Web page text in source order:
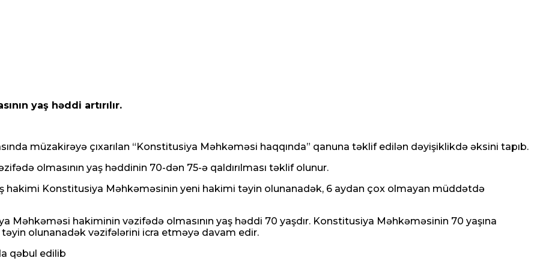
yaş həddi artırılır.
müzakirəyə çıxarılan “Konstitusiya Məhkəməsi haqqında” qanuna təklif edilən dəyişiklikdə əksini tapıb.
olmasının yaş həddinin 70-dən 75-ə qaldırılması təklif olunur.
hakimi Konstitusiya Məhkəməsinin yeni hakimi təyin olunanadək, 6 aydan çox olmayan müddətdə
Məhkəməsi hakiminin vəzifədə olmasının yaş həddi 70 yaşdır. Konstitusiya Məhkəməsinin 70 yaşına
olunanadək vəzifələrini icra etməyə davam edir.
qəbul edilib